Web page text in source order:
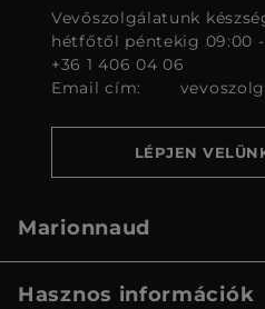
Vevőszolgálatunk
hétfőtől péntekig 09:00 -
+36 1 406 04 06
Email cím:
LÉPJEN
Marionnaud
Hasznos információk